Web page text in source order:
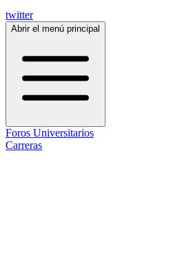
twitter
Abrir el menú principal
Foros Universitarios
Carreras